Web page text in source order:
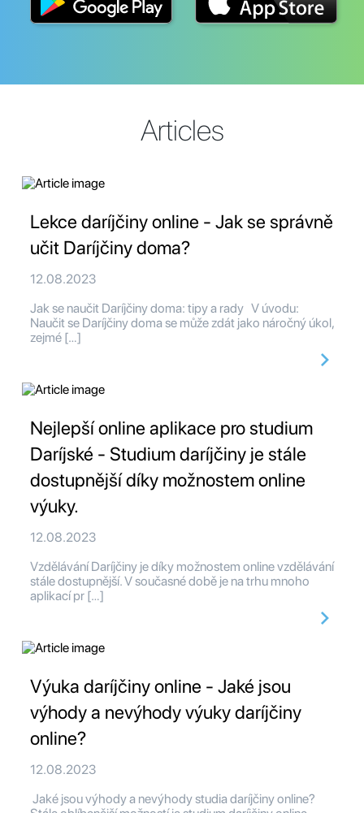
Articles
Lekce daríjčiny online - Jak se správně
učit Daríjčiny doma?
12.08.2023
Jak se naučit Daríjčiny doma: tipy a rady V úvodu:
Naučit se Daríjčiny doma se může zdát jako náročný úkol,
zejmé […]
Nejlepší online aplikace pro studium
Daríjské - Studium daríjčiny je stále
dostupnější díky možnostem online
výuky.
12.08.2023
Vzdělávání Daríjčiny je díky možnostem online vzdělávání
stále dostupnější. V současné době je na trhu mnoho
aplikací pr […]
Výuka daríjčiny online - Jaké jsou
výhody a nevýhody výuky daríjčiny
online?
12.08.2023
Jaké jsou výhody a nevýhody studia daríjčiny online?